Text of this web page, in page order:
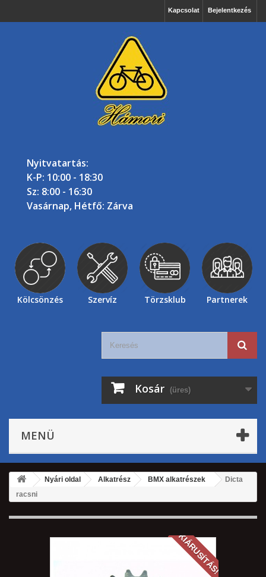
Bejelentkezés
Kapcsolat
Nyitvatartás:
K-P: 10:00 - 18:30
Sz: 8:00 - 16:30
Vasárnap, Hétfő: Zárva
Kölcsönzés Szervíz Törzsklub Partnerek
Kosár (üres)
MENÜ
Nyári oldal Alkatrész BMX alkatrészek
Dicta
racsni
KIÁRUSÍTÁS!